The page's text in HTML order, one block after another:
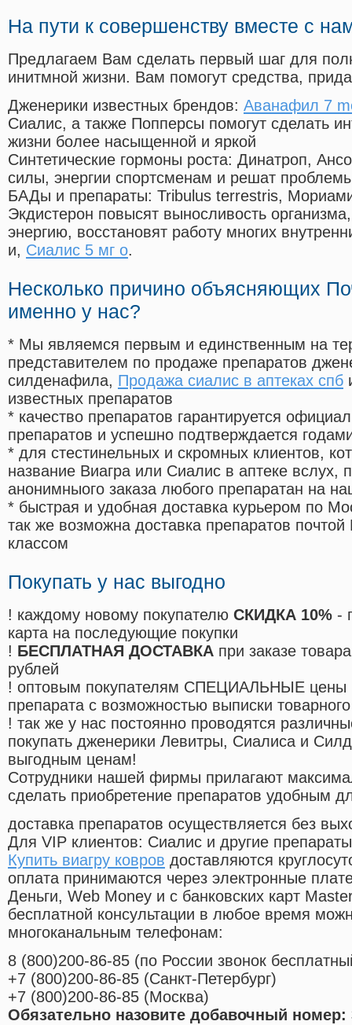
На пути к совершенству вместе с
Предлагаем Вам сделать первый шаг для
инитмной жизни. Вам помогут средства,
Дженерики известных брендов: Аванафил 7
Сиалис, а также Попперсы помогут сделать
жизни более насыщенной и яркой
Синтетические гормоны роста: Динатроп,
силы, энергии спортсменам и решат
БАДы и препараты: Tribulus terrestris,
Экдистерон повысят выносливость
энергию, восстановят работу многих
и, Сиалис 5 мг о.
Несколько причино объясняющих
именно у нас?
* Мы являемся первым и единственным на
представителем по продаже препаратов
силденафила, Продажа сиалис в аптеках спб
известных препаратов
* качество препаратов гарантируется
препаратов и успешно подтверждается
* для стестинельных и скромных клиентов,
название Виагра или Сиалис в аптеке вслух,
анонимныого заказа любого препаратан на
* быстрая и удобная доставка курьером по
так же возможна доставка препаратов
классом
Покупать у нас выгодно
! каждому новому покупателю СКИДКА 10% -
карта на последующие покупки
! БЕСПЛАТНАЯ ДОСТАВКА при заказе
рублей
! оптовым покупателям СПЕЦИАЛЬНЫЕ цены
препарата с возможностью выписки
! так же у нас постоянно проводятся
покупать дженерики Левитры, Сиалиса и
выгодным ценам!
Cотрудники нашей фирмы прилагают
сделать приобретение препаратов удобным
доставка препаратов осуществляется без
Для VIP клиентов: Сиалис и другие
Купить виагру ковров доставляются
оплата принимаются через электронные
Деньги, Web Money и с банковских карт
бесплатной консультации в любое время
многоканальным телефонам:
8 (800)200-86-85 (по России звонок
+7 (800)200-86-85 (Санкт-Петербург)
+7 (800)200-86-85 (Москва)
Обязательно назовите добавочный номер: